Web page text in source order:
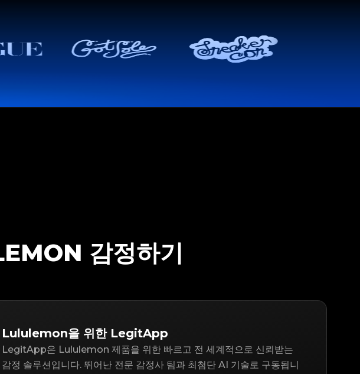
감정하기
Lululemon을 위한 LegitApp
LegitApp은 Lululemon 제품을 위한 빠르고 전 세계적으로 신뢰받는
감정 솔루션입니다. 뛰어난 전문 감정사 팀과 최첨단 AI 기술로 구동됩니